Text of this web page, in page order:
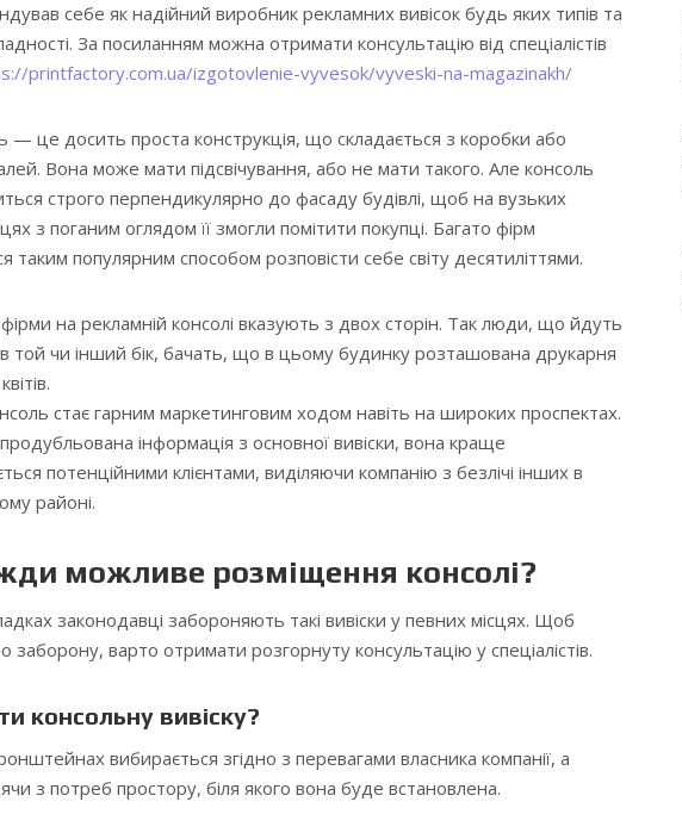
себе як надійний виробник рекламних вивісок будь яких типів та
За посиланням можна отримати консультацію від спеціалістів
printfactory.com.ua/izgotovlenie-vyvesok/vyveski-na-magazinakh/
— це досить проста конструкція, що складається з коробки або
Вона може мати підсвічування, або не мати такого. Але консоль
строго перпендикулярно до фасаду будівлі, щоб на вузьких
з поганим оглядом її змогли помітити покупці. Багато фірм
таким популярним способом розповісти себе світу десятиліттями.
на рекламній консолі вказують з двох сторін. Так люди, що йдуть
той чи інший бік, бачать, що в цьому будинку розташована друкарня
стає гарним маркетинговим ходом навіть на широких проспектах.
інформація з основної вивіски, вона краще
потенційними клієнтами, виділяючи компанію з безлічі інших в
районі.
можливе розміщення консолі?
законодавці забороняють такі вивіски у певних місцях. Щоб
заборону, варто отримати розгорнуту консультацію у спеціалістів.
консольну вивіску?
вибирається згідно з перевагами власника компанії, а
з потреб простору, біля якого вона буде встановлена.